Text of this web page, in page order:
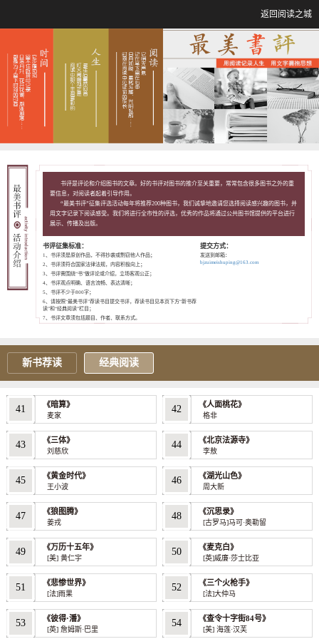
返回阅读之城
书评是评论和介绍图书的文章。好的书评对图书的推介至关重要，常常包含很多图书之外的重
要信息，对阅读者起着引导作用。
“最美书评”征集评选活动每年将推荐200种图书，我们诚挚地邀请您选择阅读感兴趣的图书，并
用文字记录下阅读感受。我们将进行全市性的评选，优秀的作品将通过公共图书馆提供的平台进行
展示、传播及出版。
书评征集标准：
1、书评须是原创作品，不得抄袭或剽窃他人作品；
2、书评须符合国家法律法规，内容积极向上；
3、书评需围绕“书”做评论或介绍，立场客观公正；
4、书评观点明确、语言流畅、表达清晰；
5、书评不少于800字；
6、请按照“最美书评”荐读书目提交书评，荐读书目见本页下方“新书荐
读”和“经典阅读”栏目；
7、书评文章须包括题目、作者、联系方式。
提交方式：
发送到邮箱：
bjzuimeishuping@163.com
新书荐读 经典阅读
41 《暗算》
麦家
42 《人面桃花》
格非
43 《三体》
刘慈欣
44 《北京法源寺》
李敖
45 《黄金时代》
王小波
46 《湖光山色》
周大新
47 《狼图腾》
姜戎
48 《沉思录》
[古罗马]马可·奥勒留
49 《万历十五年》
[美] 黄仁宇
50 《麦克白》
[英]威廉·莎士比亚
51 《悲惨世界》
[法]雨果
52 《三个火枪手》
[法]大仲马
53 《彼得·潘》
[英] 詹姆斯·巴里
54 《查令十字街84号》
[美] 海莲·汉芙